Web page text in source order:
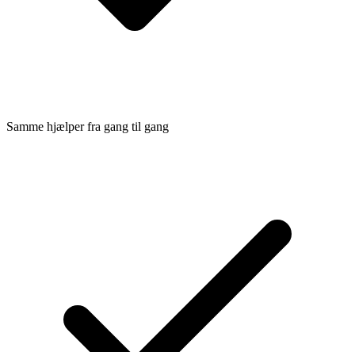
Samme hjælper fra gang til gang